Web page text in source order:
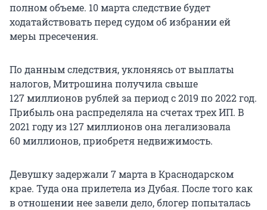
полном объеме. 10 марта следствие будет
ходатайствовать перед судом об избрании ей
меры пресечения.
По данным следствия, уклоняясь от выплаты
налогов, Митрошина получила свыше
127 миллионоврублей за период с 2019 по 2022 год.
Прибыль она распределяла на счетах трех ИП. В
2021 году из 127 миллионовона легализовала
60 миллионов, приобретя недвижимость.
Девушку задержали 7 марта в Краснодарском
крае. Туда она прилетела из Дубая. После того как
в отношении нее завели дело, блогер попыталась